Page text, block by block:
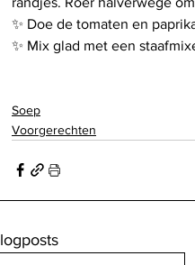
✨ Doe de tomaten en
✨ Mix glad met een
Soep
Voorgerechten